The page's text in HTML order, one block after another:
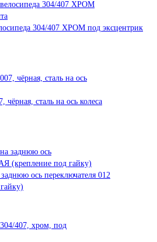
304/407 ХРОМ под эксцентрик
чёрная, сталь на ось колеса
ось переключателя 012